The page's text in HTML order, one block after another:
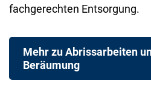
fachgerechten Entsorgung.
Mehr zu Abrissarbeiten
Beräumung